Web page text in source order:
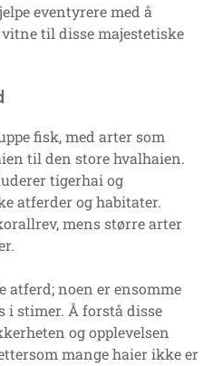
eventyrere med å
til disse majestetiske
fisk, med arter som
til den store hvalhaien.
tigerhai og
atferder og habitater.
mens større arter
noen er ensomme
i stimer. Å forstå disse
og opplevelsen
mange haier ikke er